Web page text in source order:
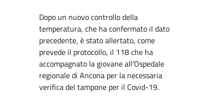
Dopo un nuovo controllo della
temperatura, che ha confermato il dato
precedente, è stato allertato, come
prevede il protocollo, il 118 che ha
accompagnato la giovane all'Ospedale
regionale di Ancona per la necessaria
verifica del tampone per il Covid-19.